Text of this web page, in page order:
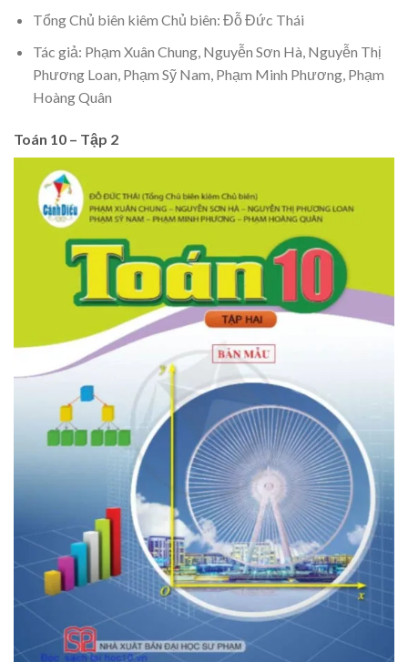
Tổng Chủ biên kiêm Chủ biên: Đỗ Đức Thái
Tác giả: Phạm Xuân Chung, Nguyễn Sơn Hà, Nguyễn Thị
Phương Loan, Phạm Sỹ Nam, Phạm Minh Phương, Phạm
Hoàng Quân
Toán 10 – Tập 2